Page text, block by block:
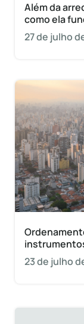
Além da
como ela
27 de julho
23 de julho